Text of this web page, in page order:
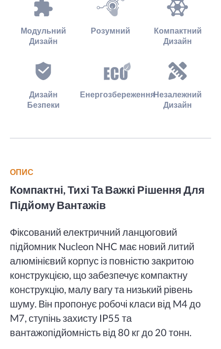
Модульний
Дизайн
Розумний
Компактний
Дизайн
Дизайн
Безпеки
ЕнергозбереженняНезалежний
Дизайн
ОПИС
Компактні, Тихі Та Важкі Рішення Для
Підйому Вантажів
Фіксований електричний ланцюговий
підйомник Nucleon NHC має новий литий
алюмінієвий корпус із повністю закритою
конструкцією, що забезпечує компактну
конструкцію, малу вагу та низький рівень
шуму. Він пропонує робочі класи від M4 до
M7, ступінь захисту IP55 та
вантажопідйомність від 80 кг до 20 тонн.